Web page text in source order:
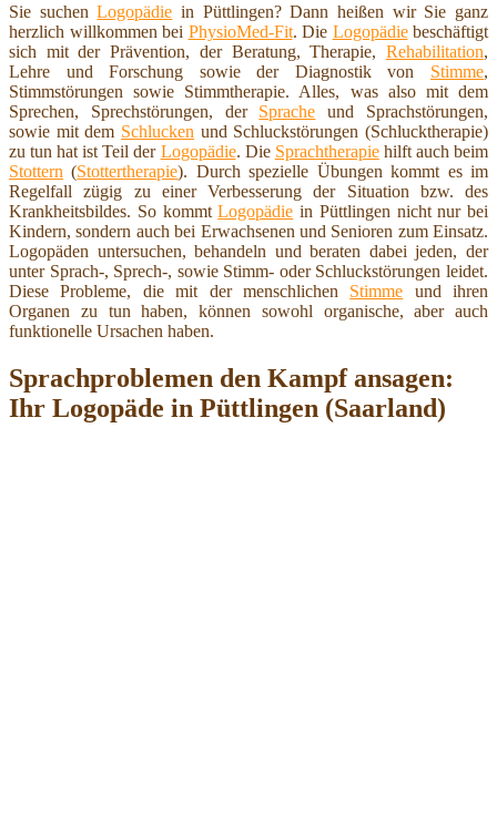
Sie suchenLogopädie in Püttlingen? Dann heißen wir Sie ganz
herzlich willkommen bei PhysioMed-Fit. Die Logopädiebeschäftigt
sich mit der Prävention, der Beratung, Therapie, Rehabilitation,
Lehre und Forschung sowie der Diagnostik von Stimme,
Stimmstörungen sowie Stimmtherapie. Alles, was also mit dem
Sprechen, Sprechstörungen, der Sprache und Sprachstörungen,
sowie mit dem Schlucken und Schluckstörungen (Schlucktherapie)
zu tun hat ist Teil der Logopädie. Die Sprachtherapiehilft auch beim
Stottern (Stottertherapie). Durch spezielle Übungen kommt es im
Regelfall zügig zu einer Verbesserung der Situation bzw. des
Krankheitsbildes. So kommtLogopädie in Püttlingen nicht nur bei
Kindern, sondern auch bei Erwachsenen und Senioren zum Einsatz.
Logopäden untersuchen, behandeln und beraten dabei jeden, der
unter Sprach-, Sprech-, sowie Stimm- oder Schluckstörungen leidet.
Diese Probleme, die mit der menschlichen Stimme und ihren
Organen zu tun haben, können sowohl organische, aber auch
funktionelle Ursachen haben.
Sprachproblemen den Kampf ansagen:
Ihr Logopäde in Püttlingen (Saarland)